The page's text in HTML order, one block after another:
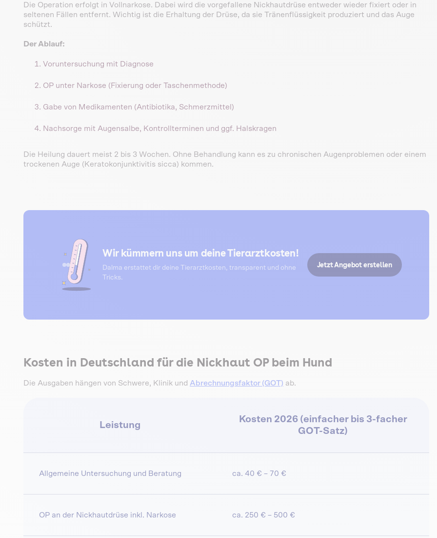
Die Operation erfolgt in Vollnarkose. Dabei wird die vorgefallene Nickhautdrüse entweder wieder fixiert oder in
seltenen Fällen entfernt. Wichtig ist die Erhaltung der Drüse, da sie Tränenflüssigkeit produziert und das Auge
schützt.
Der Ablauf:
Voruntersuchung mit Diagnose
OP unter Narkose (Fixierung oder Taschenmethode)
Gabe von Medikamenten (Antibiotika, Schmerzmittel)
Nachsorge mit Augensalbe, Kontrollterminen und ggf. Halskragen
Die Heilung dauert meist 2 bis 3 Wochen. Ohne Behandlung kann es zu chronischen Augenproblemen oder einem
trockenen Auge (Keratokonjunktivitis sicca) kommen.
Wir kümmern uns um deine Tierarztkosten!
Dalma erstattet dir deine Tierarztkosten, transparent und ohne
Tricks.
Jetzt Angebot erstellen
Kosten in Deutschland für die Nickhaut OP beim Hund
Die Ausgaben hängen von Schwere, Klinik und Abrechnungsfaktor (GOT) ab.
Leistung
Kosten 2026 (einfacher bis 3-facher
GOT-Satz)
Allgemeine Untersuchung und Beratung ca. 40 € – 70 €
OP an der Nickhautdrüse inkl. Narkose ca. 250 € – 500 €